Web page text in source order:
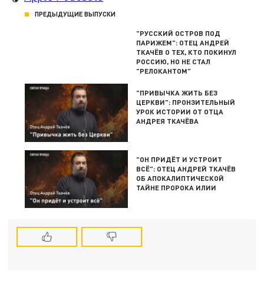
ПРЕДЫДУЩИЕ ВЫПУСКИ
"РУССКИЙ ОСТРОВ ПОД
ПАРИЖЕМ": ОТЕЦ АНДРЕЙ
ТКАЧЁВ О ТЕХ, КТО ПОКИНУЛ
РОССИЮ, НО НЕ СТАЛ
"РЕЛОКАНТОМ"
"ПРИВЫЧКА ЖИТЬ БЕЗ
ЦЕРКВИ": ПРОНЗИТЕЛЬНЫЙ
УРОК ИСТОРИИ ОТ ОТЦА
АНДРЕЯ ТКАЧЁВА
"ОН ПРИДЁТ И УСТРОИТ
ВСЁ": ОТЕЦ АНДРЕЙ ТКАЧЁВ
ОБ АПОКАЛИПТИЧЕСКОЙ
ТАЙНЕ ПРОРОКА ИЛИИ